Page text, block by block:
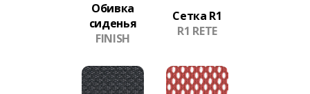
Обивка
сиденья
FINISH
Сетка R1
R1 RETE